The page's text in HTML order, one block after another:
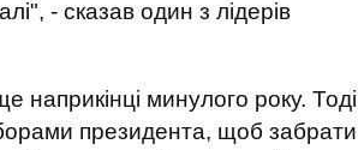
- сказав один з лідерів
минулого року. Тоді
президента, щоб забрати